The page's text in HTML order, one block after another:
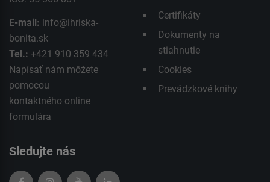
E-mail: info@ihriska-
bonita.sk
Tel.: +421 910 359 434
Napísať nám môžete
pomocou
kontaktného online
formulára
Certifikáty
Dokumenty na
stiahnutie
Cookies
Prevádzkové knihy
Sledujte nás